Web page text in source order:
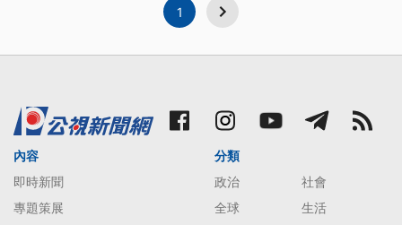
各種版本最大共識，一定要取得對美的發價書。
1
內容
即時新聞
專題策展
分類
政治
社會
全球
生活